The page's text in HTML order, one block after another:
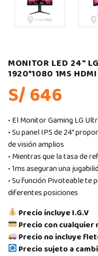
MONITOR LED 24″
1920*1080 1MS
S/ 646
• El Monitor Gaming LG
• Su panel IPS de 24”
de visión amplios
• Mientras que la tasa de
• 1ms aseguran una
• Su función Pivoteable te
diferentes posiciones
Precio incluye I.G.V
Precio con cualquier
Precio no incluye
Precio sujeto a